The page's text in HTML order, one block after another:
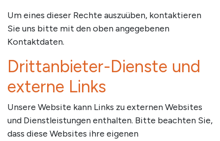
Um eines dieser Rechte auszuüben, kontaktieren
Sie uns bitte mit den oben angegebenen
Kontaktdaten.
Drittanbieter-Dienste und
externe Links
Unsere Website kann Links zu externen Websites
und Dienstleistungen enthalten. Bitte beachten Sie,
dass diese Websites ihre eigenen